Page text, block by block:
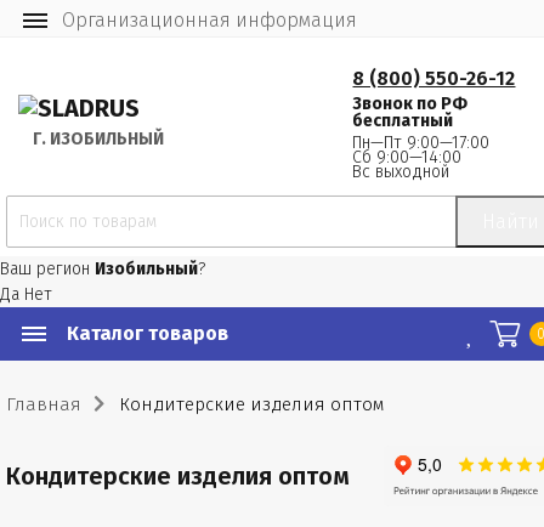
Организационная информация
Г. ИЗОБИЛЬНЫЙ
8 (800) 550-26-12
Звонок по РФ
бесплатный
Пн—Пт 9:00—17:00
Сб 9:00—14:00
Вс выходной
Ваш регион Изобильный?
Да Нет
Каталог товаров
Главная Кондитерские изделия оптом
Кондитерские изделия оптом